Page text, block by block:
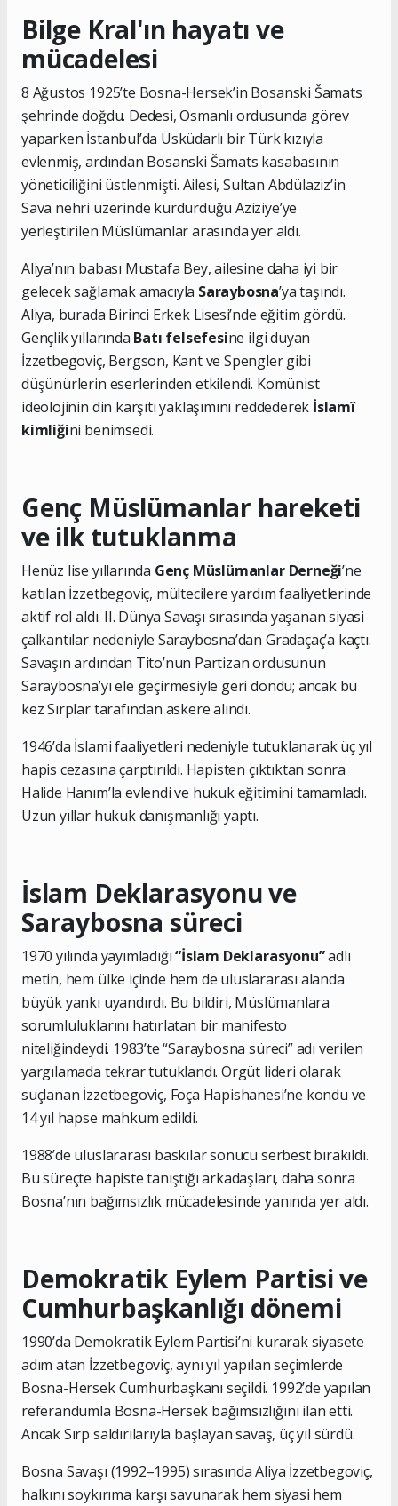
Bilge Kral'ın hayatı ve
mücadelesi
8 Ağustos 1925’te Bosna-Hersek’in Bosanski Šamats
şehrinde doğdu. Dedesi, Osmanlı ordusunda görev
yaparken İstanbul’da Üsküdarlı bir Türk kızıyla
evlenmiş, ardından Bosanski Šamats kasabasının
yöneticiliğini üstlenmişti. Ailesi, Sultan Abdülaziz’in
Sava nehri üzerinde kurdurduğu Aziziye’ye
yerleştirilen Müslümanlar arasında yer aldı.
Aliya’nın babası Mustafa Bey, ailesine daha iyi bir
gelecek sağlamak amacıyla Saraybosna’ya taşındı.
Aliya, burada Birinci Erkek Lisesi’nde eğitim gördü.
Gençlik yıllarında Batı felsefesine ilgi duyan
İzzetbegoviç, Bergson, Kant ve Spengler gibi
düşünürlerin eserlerinden etkilendi. Komünist
ideolojinin din karşıtı yaklaşımını reddederek İslamî
kimliğini benimsedi.
Genç Müslümanlar hareketi
ve ilk tutuklanma
Henüz lise yıllarında Genç Müslümanlar Derneği’ne
katılan İzzetbegoviç, mültecilere yardım faaliyetlerinde
aktif rol aldı. II. Dünya Savaşı sırasında yaşanan siyasi
çalkantılar nedeniyle Saraybosna’dan Gradaçaç’a kaçtı.
Savaşın ardından Tito’nun Partizan ordusunun
Saraybosna’yı ele geçirmesiyle geri döndü; ancak bu
kez Sırplar tarafından askere alındı.
1946’da İslami faaliyetleri nedeniyle tutuklanarak üç yıl
hapis cezasına çarptırıldı. Hapisten çıktıktan sonra
Halide Hanım’la evlendi ve hukuk eğitimini tamamladı.
Uzun yıllar hukuk danışmanlığı yaptı.
İslam Deklarasyonu ve
Saraybosna süreci
1970 yılında yayımladığı“İslam Deklarasyonu”adlı
metin, hem ülke içinde hem de uluslararası alanda
büyük yankı uyandırdı. Bu bildiri, Müslümanlara
sorumluluklarını hatırlatan bir manifesto
niteliğindeydi. 1983’te “Saraybosna süreci” adı verilen
yargılamada tekrar tutuklandı. Örgüt lideri olarak
suçlanan İzzetbegoviç, Foça Hapishanesi’ne kondu ve
14 yıl hapse mahkum edildi.
1988’de uluslararası baskılar sonucu serbest bırakıldı.
Bu süreçte hapiste tanıştığı arkadaşları, daha sonra
Bosna’nın bağımsızlık mücadelesinde yanında yer aldı.
Demokratik Eylem Partisi ve
Cumhurbaşkanlığı dönemi
1990’da Demokratik Eylem Partisi’ni kurarak siyasete
adım atan İzzetbegoviç, aynı yıl yapılan seçimlerde
Bosna-Hersek Cumhurbaşkanı seçildi. 1992’de yapılan
referandumla Bosna-Hersek bağımsızlığını ilan etti.
Ancak Sırp saldırılarıyla başlayan savaş, üç yıl sürdü.
Bosna Savaşı (1992–1995) sırasında Aliya İzzetbegoviç,
halkını soykırıma karşı savunarak hem siyasi hem